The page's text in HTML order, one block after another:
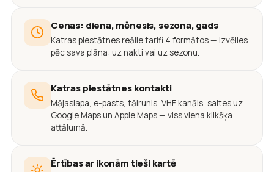
Cenas: diena, mēnesis, sezona, gads
Katras piestātnes reālie tarifi 4 formātos — izvēlies
pēc sava plāna: uz nakti vai uz sezonu.
Katras piestātnes kontakti
Mājaslapa, e-pasts, tālrunis, VHF kanāls, saites uz
Google Maps un Apple Maps — viss viena klikšķa
attālumā.
Ērtības ar ikonām tieši kartē